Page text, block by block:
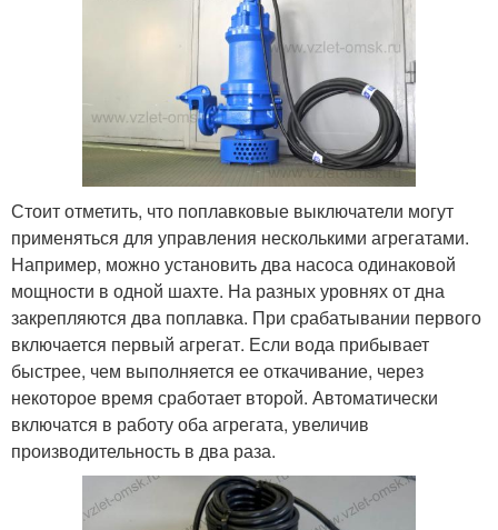
Стоит отметить, что поплавковые выключатели могут
применяться для управления несколькими агрегатами.
Например, можно установить два насоса одинаковой
мощности в одной шахте. На разных уровнях от дна
закрепляются два поплавка. При срабатывании первого
включается первый агрегат. Если вода прибывает
быстрее, чем выполняется ее откачивание, через
некоторое время сработает второй. Автоматически
включатся в работу оба агрегата, увеличив
производительность в два раза.